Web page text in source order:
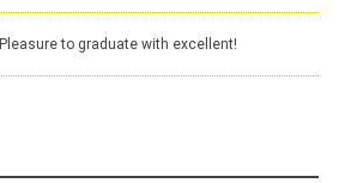
Pleasure to graduate with excellent!